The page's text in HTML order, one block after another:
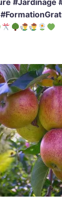
#Jardinage